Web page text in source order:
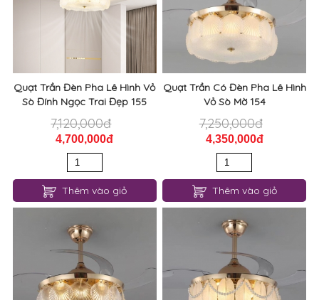
Quạt Trần Đèn Pha Lê Hình Vỏ
Sò Đính Ngọc Trai Đẹp 155
7,120,000đ
4,700,000đ
Thêm vào giỏ
Quạt Trần Có Đèn Pha Lê Hình
Vỏ Sò Mờ 154
7,250,000đ
4,350,000đ
Thêm vào giỏ